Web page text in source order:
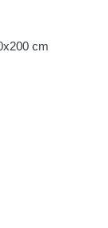
cm